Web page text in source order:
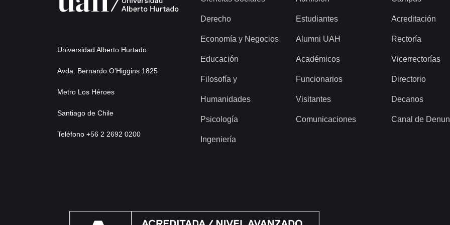
Universidad Alberto Hurtado
Avda. Bernardo O’Higgins 1825
Metro Los Héroes
Santiago de Chile
Teléfono +56 2 2692 0200
Derecho
Economía y Negocios
Educación
Filosofía y
Humanidades
Psicología
Ingeniería
Estudiantes
Alumni UAH
Académicos
Funcionarios
Visitantes
Comunicaciones
Acreditación
Rectoría
Vicerrectorías
Directorio
Decanos
Canal de